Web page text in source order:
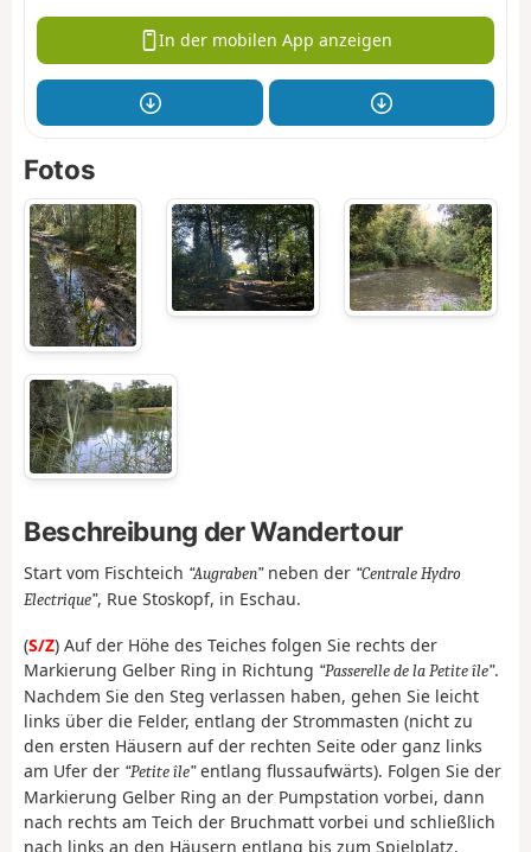
In der mobilen App anzeigen
Fotos
Beschreibung der Wandertour
Start vom Fischteich Augraben neben der Centrale Hydro
Electrique , Rue Stoskopf, in Eschau.
(S/Z) Auf der Höhe des Teiches folgen Sie rechts der
Markierung Gelber Ring in Richtung Passerelle de la Petite île .
Nachdem Sie den Steg verlassen haben, gehen Sie leicht
links über die Felder, entlang der Strommasten (nicht zu
den ersten Häusern auf der rechten Seite oder ganz links
am Ufer der Petite île entlang flussaufwärts). Folgen Sie der
Markierung Gelber Ring an der Pumpstation vorbei, dann
nach rechts am Teich der Bruchmatt vorbei und schließlich
nach links an den Häusern entlang bis zum Spielplatz.